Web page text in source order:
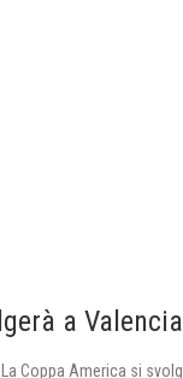
a Valencia